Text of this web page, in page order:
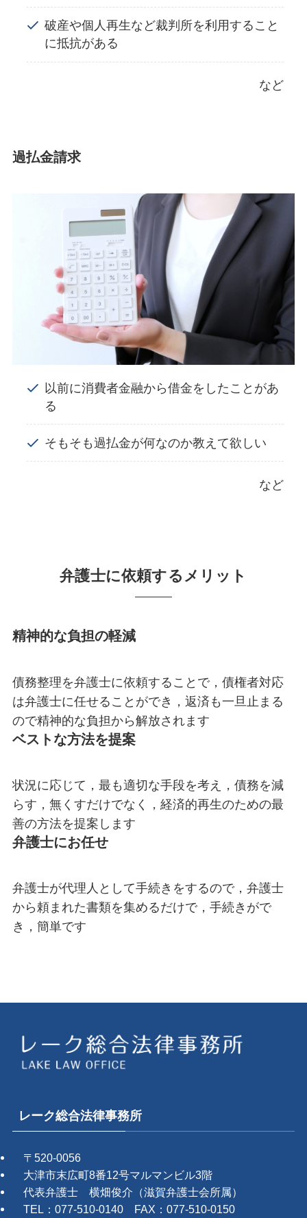
破産や個人再生など裁判所を利用すること
に抵抗がある
など
過払金請求
以前に消費者金融から借金をしたことがあ
る
そもそも過払金が何なのか教えて欲しい
など
弁護士に依頼するメリット
精神的な負担の軽減
債務整理を弁護士に依頼することで，債権者対応
は弁護士に任せることができ，返済も一旦止まる
ので精神的な負担から解放されます
ベストな方法を提案
​状況に応じて，最も適切な手段を考え，債務を減
らす，無くすだけでなく，経済的再生のための最
善の方法を提案します
弁護士にお任せ
弁護士が代理人として手続きをするので，弁護士
から頼まれた書類を集めるだけで，手続きがで
き，簡単です
レーク総合法律事務所
〒520-0056
大津市末広町8番12号マルマンビル3階
代表弁護士 横畑俊介（滋賀弁護士会所属）
TEL：077-510-0140 FAX：077-510-0150